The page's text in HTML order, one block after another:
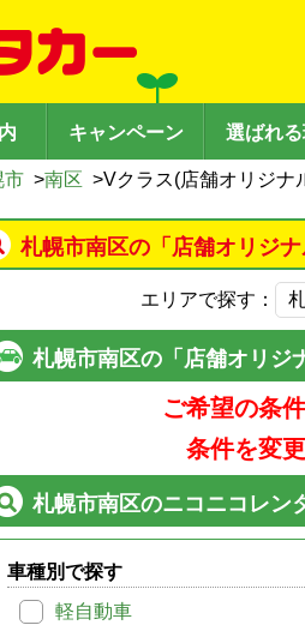
キャンペーン 選ばれ
市 >南区 >Vクラス(店舗オリジナ
札幌市南区の「店舗オリジ
エリアで探す：
札幌市南区の「店舗オリジ
ご希望の条
条件を変
札幌市南区のニコニコレン
車種別で探す
軽自動車